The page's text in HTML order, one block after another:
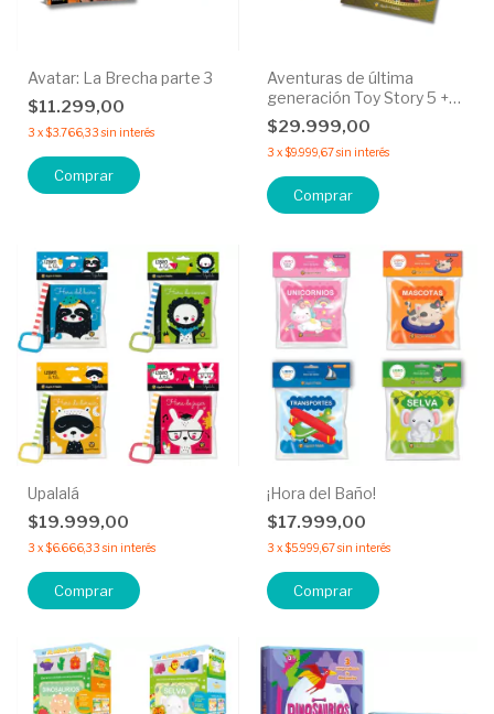
Avatar: La Brecha parte 3
$11.299,00
3 x$3.766,33 sin interés
Aventuras de última
generación Toy Story 5 +
¡Hechos Para jugar! Toy
Story 4 - 50% OFF
$29.999,00
3 x$9.999,67sin interés
Upalalá
$19.999,00
3 x$6.666,33 sin interés
Comprar
¡Hora del Baño!
$17.999,00
3 x$5.999,67sin interés
Comprar